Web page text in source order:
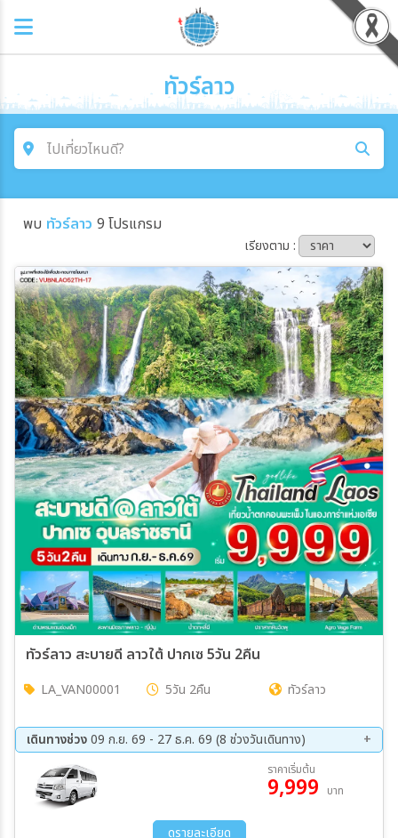
ทัวร์ลาว
ไปเที่ยวไหนดี?
โซน
ประเทศ
เมือง
สายการบิน
ตั้งแต่วันที่
ถึงวันที่
เฉพาะเดือน
เฉพาะเทศกาล
พบ ทัวร์ลาว 9 โปรแกรม
เรียงตาม :
ทัวร์ลาว สะบายดี ลาวใต้ ปากเซ 5วัน 2คืน
LA_VAN00001 5วัน 2คืน ทัวร์ลาว
เดินทางช่วง09 ก.ย. 69 - 27 ธ.ค. 69 (8 ช่วงวันเดินทาง)
09 ก.ย. 69 - 13 ก.ย. 69
23 ก.ย. 69 - 27 ก.ย. 69
09 ต.ค. 69 - 13 ต.ค. 69
28 ต.ค. 69 - 01 พ.ย. 69
11 พ.ย. 69 - 15 พ.ย. 69
25 พ.ย. 69 - 29 พ.ย. 69
23 ธ.ค. 69 - 27 ธ.ค. 69
ราคาเริ่มต้น
9,999 บาท
ดูรายละเอียด